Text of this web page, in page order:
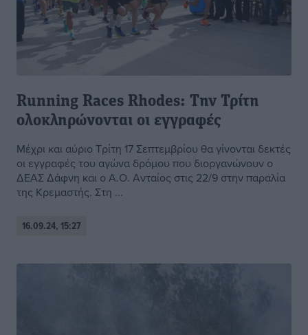
Running Races Rhodes: Την Τρίτη
ολοκληρώνονται οι εγγραφές
Μέχρι και αύριο Τρίτη 17 Σεπτεμβρίου θα γίνονται δεκτές
οι εγγραφές του αγώνα δρόμου που διοργανώνουν ο
ΔΕΑΣ Δάφνη και ο Α.Ο. Ανταίος στις 22/9 στην παραλία
της Κρεμαστής. Στη ...
16.09.24, 15:27